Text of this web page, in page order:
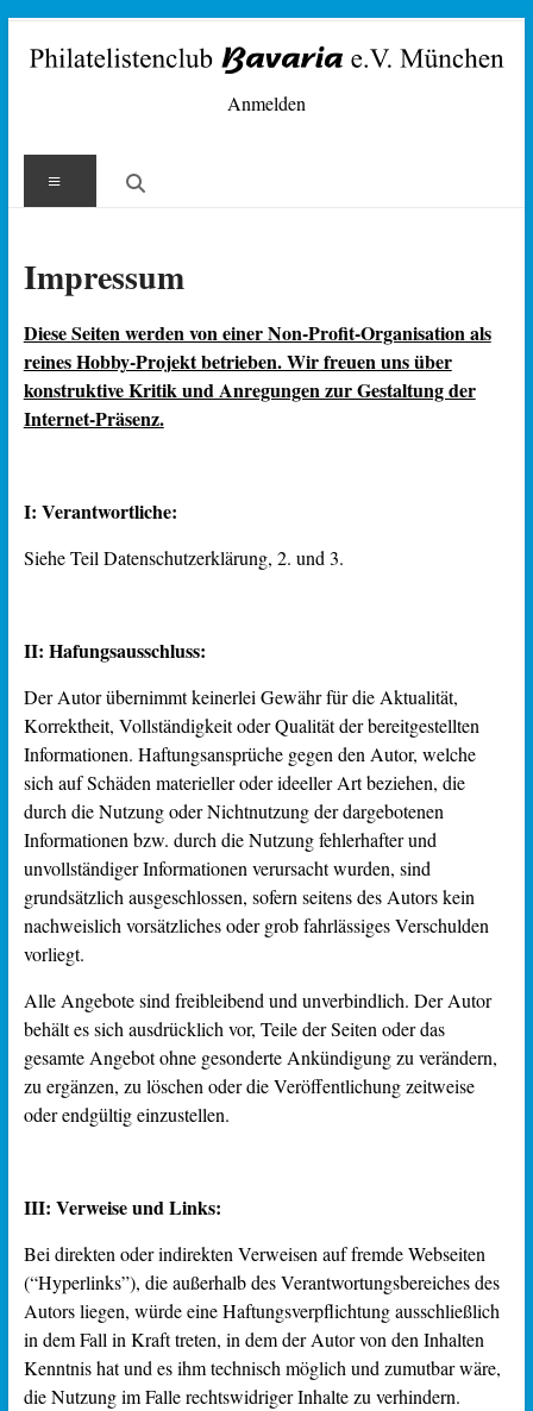
Inhalt
springen
Philatelisten-
Club
Bavaria
München
Anmelden
Menü
Impressum
Diese Seiten werden von einer Non-Profit-Organisation als
reines Hobby-Projekt betrieben. Wir freuen uns über
konstruktive Kritik und Anregungen zur Gestaltung der
Internet-Präsenz.
I: Verantwortliche:
Siehe Teil Datenschutzerklärung, 2. und 3.
II: Hafungsausschluss:
Der Autor übernimmt keinerlei Gewähr für die Aktualität,
Korrektheit, Vollständigkeit oder Qualität der bereitgestellten
Informationen. Haftungsansprüche gegen den Autor, welche
sich auf Schäden materieller oder ideeller Art beziehen, die
durch die Nutzung oder Nichtnutzung der dargebotenen
Informationen bzw. durch die Nutzung fehlerhafter und
unvollständiger Informationen verursacht wurden, sind
grundsätzlich ausgeschlossen, sofern seitens des Autors kein
nachweislich vorsätzliches oder grob fahrlässiges Verschulden
vorliegt.
Alle Angebote sind freibleibend und unverbindlich. Der Autor
behält es sich ausdrücklich vor, Teile der Seiten oder das
gesamte Angebot ohne gesonderte Ankündigung zu verändern,
zu ergänzen, zu löschen oder die Veröffentlichung zeitweise
oder endgültig einzustellen.
III: Verweise und Links:
Bei direkten oder indirekten Verweisen auf fremde Webseiten
(“Hyperlinks”), die außerhalb des Verantwortungsbereiches des
Autors liegen, würde eine Haftungsverpflichtung ausschließlich
in dem Fall in Kraft treten, in dem der Autor von den Inhalten
Kenntnis hat und es ihm technisch möglich und zumutbar wäre,
die Nutzung im Falle rechtswidriger Inhalte zu verhindern.